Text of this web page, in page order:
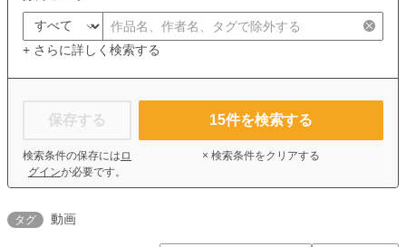
+ さらに詳しく検索する
保存する
検索条件の保存には ロ
グインが必要です。
15件を検索する
× 検索条件をクリアする
タグ 動画